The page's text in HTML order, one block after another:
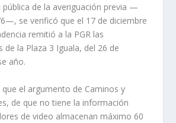
pública de la averiguación previa —
se verificó que el 17 de diciembre
remitió a la PGR las
de la Plaza 3 Iguala, del 26 de
año.
que el argumento de Caminos y
de que no tiene la información
de video almacenan máximo 60